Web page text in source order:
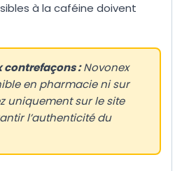
à la caféine doivent
:Novonex
en pharmacie ni sur
uniquement sur le site
l’authenticité du